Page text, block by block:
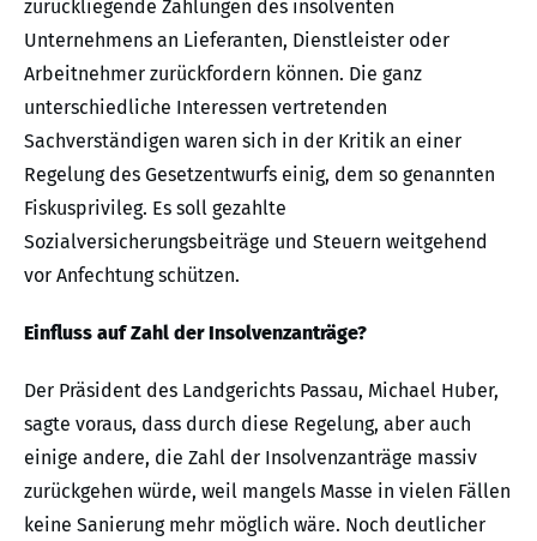
zurückliegende Zahlungen des insolventen
Unternehmens an Lieferanten, Dienstleister oder
Arbeitnehmer zurückfordern können. Die ganz
unterschiedliche Interessen vertretenden
Sachverständigen waren sich in der Kritik an einer
Regelung des Gesetzentwurfs einig, dem so genannten
Fiskusprivileg. Es soll gezahlte
Sozialversicherungsbeiträge und Steuern weitgehend
vor Anfechtung schützen.
Einfluss auf Zahl der Insolvenzanträge?
Der Präsident des Landgerichts Passau, Michael Huber,
sagte voraus, dass durch diese Regelung, aber auch
einige andere, die Zahl der Insolvenzanträge massiv
zurückgehen würde, weil mangels Masse in vielen Fällen
keine Sanierung mehr möglich wäre. Noch deutlicher